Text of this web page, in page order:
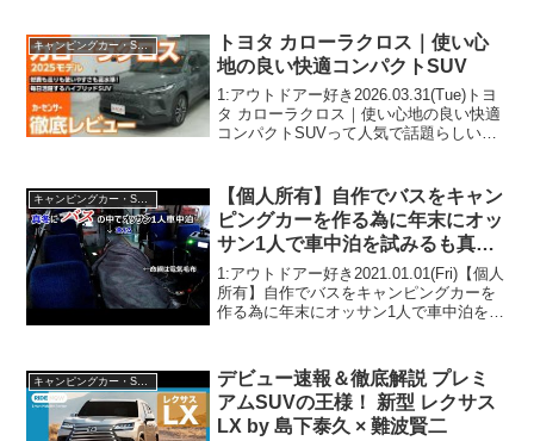
キャンピングカー・SUV人気車種
トヨタ カローラクロス｜使い心
地の良い快適コンパクトSUV
1:アウトドアー好き2026.03.31(Tue)トヨ
タ カローラクロス｜使い心地の良い快適
コンパクトSUVって人気で話題らしい
3:アウトドアー好き2...
キャンピングカー・SUV人気車種
【個人所有】自作でバスをキャン
ピングカーを作る為に年末にオッ
サン1人で車中泊を試みるも真冬
の寒さに悶絶
1:アウトドアー好き2021.01.01(Fri)【個人
所有】自作でバスをキャンピングカーを
作る為に年末にオッサン1人で車中泊を試
アー好き2021.01.01(Fri...
デビュー速報＆徹底解説 プレミ
アムSUVの王様！ 新型 レクサス
LX by 島下泰久 × 難波賢二